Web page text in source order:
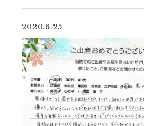
2020.6.25